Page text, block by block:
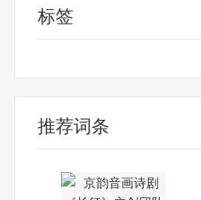
标签
推荐词条